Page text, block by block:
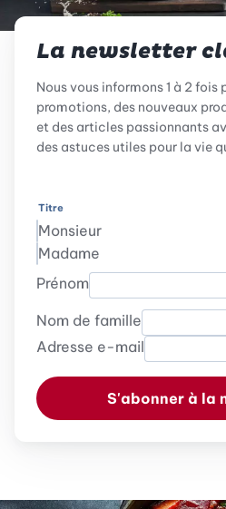
La newsletter
Nous vous informons 1 à 2 fois
promotions, des nouveaux
et des articles passionnants
des astuces utiles pour la vie
Titre
Monsieur
Madame
Prénom
Nom de famille
Adresse e-mail
S'abonner à la